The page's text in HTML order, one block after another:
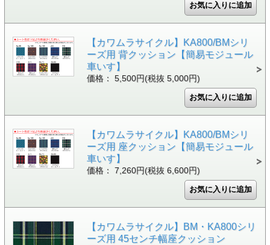
【カワムラサイクル】KA800/BMシリ
ーズ用 背クッション【簡易モジュール
車いす】
価格： 5,500円(税抜 5,000円)
【カワムラサイクル】KA800/BMシリ
ーズ用 座クッション【簡易モジュール
車いす】
価格： 7,260円(税抜 6,600円)
【カワムラサイクル】BM・KA800シリ
ーズ用 45センチ幅座クッション